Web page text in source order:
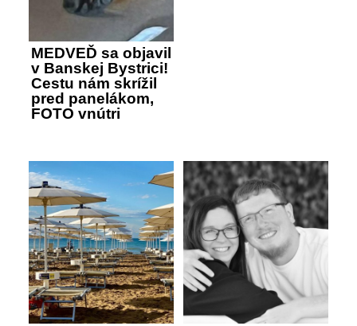
MEDVEĎ sa objavil
v Banskej Bystrici!
Cestu nám skrížil
pred panelákom,
FOTO vnútri